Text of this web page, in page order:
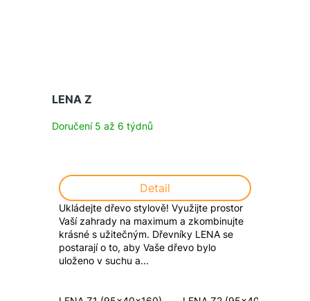
LENA Z
Doručení 5 až 6 týdnů
Detail
Ukládejte dřevo stylově! Využijte prostor
Vaší zahrady na maximum a zkombinujte
krásné s užitečným. Dřevníky LENA se
postarají o to, aby Vaše dřevo bylo
uloženo v suchu a...